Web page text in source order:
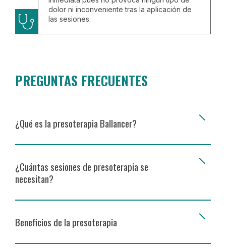
dolor ni inconveniente tras la aplicación de
las sesiones.
PREGUNTAS FRECUENTES
¿Qué es la presoterapia Ballancer?
¿Cuántas sesiones de presoterapia se
necesitan?
Beneficios de la presoterapia